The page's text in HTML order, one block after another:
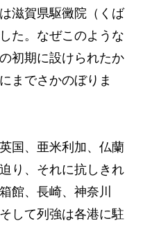
滋賀県駆黴院（くば
た。なぜこのような
初期に設けられたか
までさかのぼりま
国、亜米利加、仏蘭
り、それに抗しきれ
館、長崎、神奈川
して列強は各港に駐